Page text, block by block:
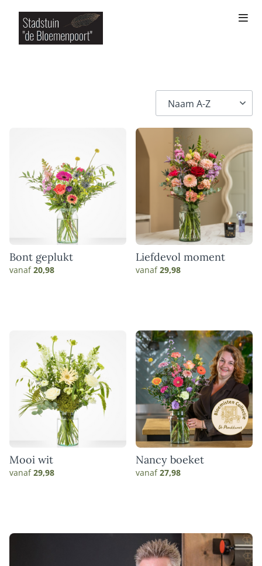
Bont geplukt
vanaf20,98
Liefdevol moment
vanaf29,98
Mooi wit
vanaf29,98
Nancy boeket
vanaf27,98